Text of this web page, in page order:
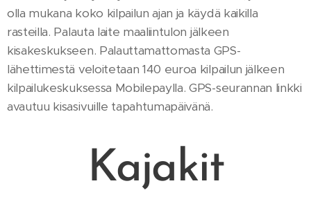
olla mukana koko kilpailun ajan ja käydä kaikilla
rasteilla. Palauta laite maaliintulon jälkeen
kisakeskukseen. Palauttamattomasta GPS-
lähettimestä veloitetaan 140 euroa kilpailun jälkeen
kilpailukeskuksessa Mobilepaylla. GPS-seurannan linkki
avautuu kisasivuille tapahtumapäivänä.
Kajakit